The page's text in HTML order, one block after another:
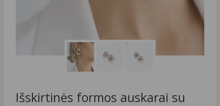
Išskirtinės formos auskarai su